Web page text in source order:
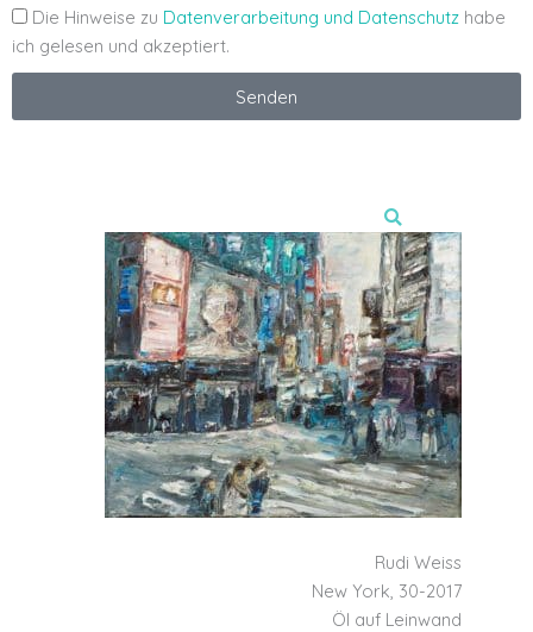
Die Hinweise zu Datenverarbeitung und Datenschutz habe
ich gelesen und akzeptiert.
Senden
Rudi Weiss
New York, 30-2017
Öl auf Leinwand